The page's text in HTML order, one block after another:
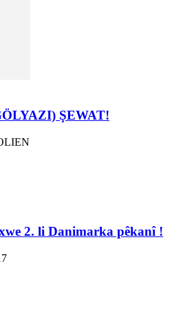
ŞEWAT!
2. li Danimarka pêkanî !